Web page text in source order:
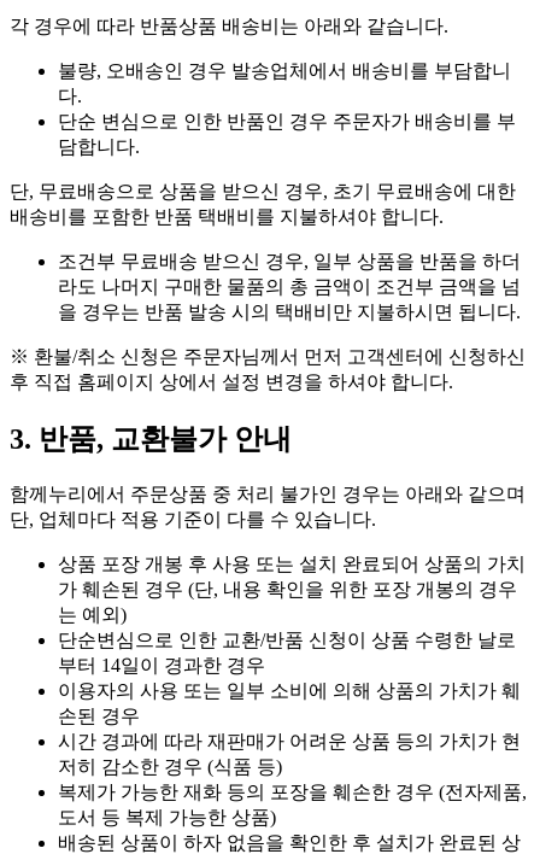
각 경우에 따라 반품상품 배송비는 아래와 같습니다.
불량, 오배송인 경우 발송업체에서 배송비를 부담합니
다.
단순 변심으로 인한 반품인 경우 주문자가 배송비를 부
담합니다.
단, 무료배송으로 상품을 받으신 경우, 초기 무료배송에 대한
배송비를 포함한 반품 택배비를 지불하셔야 합니다.
조건부 무료배송 받으신 경우, 일부 상품을 반품을 하더
라도 나머지 구매한 물품의 총 금액이 조건부 금액을 넘
을 경우는 반품 발송 시의 택배비만 지불하시면 됩니다.
※ 환불/취소 신청은 주문자님께서 먼저 고객센터에 신청하신
후 직접 홈페이지 상에서 설정 변경을 하셔야 합니다.
3. 반품, 교환불가 안내
함께누리에서 주문상품 중 처리 불가인 경우는 아래와 같으며
단, 업체마다 적용 기준이 다를 수 있습니다.
상품 포장 개봉 후 사용 또는 설치 완료되어 상품의 가치
가 훼손된 경우 (단, 내용 확인을 위한 포장 개봉의 경우
는 예외)
단순변심으로 인한 교환/반품 신청이 상품 수령한 날로
부터 14일이 경과한 경우
이용자의 사용 또는 일부 소비에 의해 상품의 가치가 훼
손된 경우
시간 경과에 따라 재판매가 어려운 상품 등의 가치가 현
저히 감소한 경우 (식품 등)
복제가 가능한 재화 등의 포장을 훼손한 경우 (전자제품,
도서 등 복제 가능한 상품)
배송된 상품이 하자 없음을 확인한 후 설치가 완료된 상